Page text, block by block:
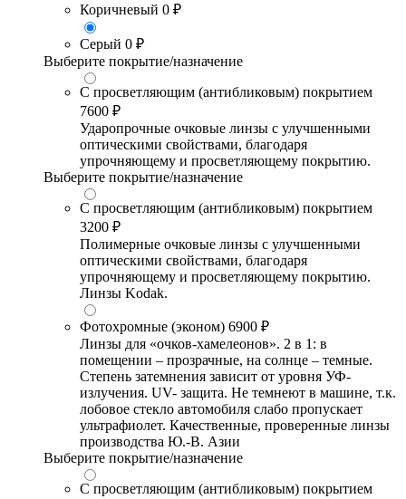
Коричневый 0 ₽
Серый 0 ₽
Выберите покрытие/назначение
С просветляющим (антибликовым) покрытием
7600 ₽
Ударопрочные очковые линзы с улучшенными
оптическими свойствами, благодаря
упрочняющему и просветляющему покрытию.
Выберите покрытие/назначение
С просветляющим (антибликовым) покрытием
3200 ₽
Полимерные очковые линзы с улучшенными
оптическими свойствами, благодаря
упрочняющему и просветляющему покрытию.
Линзы Kodak.
Фотохромные (эконом) 6900 ₽
Линзы для «очков-хамелеонов». 2 в 1: в
помещении – прозрачные, на солнце – темные.
Степень затемнения зависит от уровня УФ-
излучения. UV- защита. Не темнеют в машине, т.к.
лобовое стекло автомобиля слабо пропускает
ультрафиолет. Качественные, проверенные линзы
производства Ю.-В. Азии
Выберите покрытие/назначение
С просветляющим (антибликовым) покрытием